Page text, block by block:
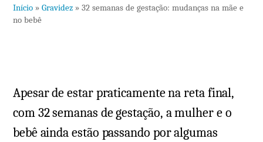
em
mudanças
na
Início » Gravidez » 32 semanas de gestação: mudanças na mãe e
no bebê
Apesar de estar praticamente na reta final,
com 32 semanas de gestação, a mulher e o
bebê ainda estão passando por algumas